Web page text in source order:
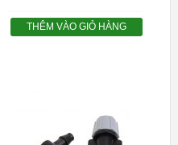
THÊM VÀO GIỎ HÀNG